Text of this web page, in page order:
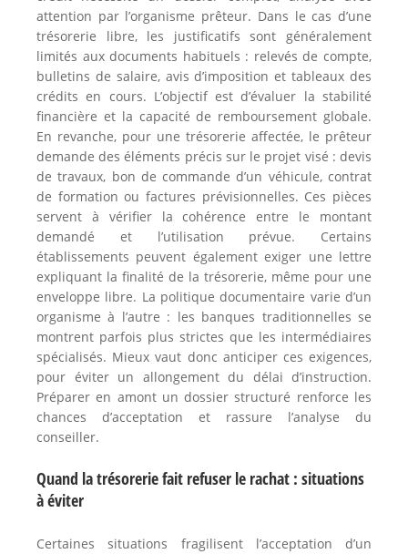
attention par l’organisme prêteur. Dans le cas d’une
trésorerie libre, les justificatifs sont généralement
limités aux documents habituels : relevés de compte,
bulletins de salaire, avis d’imposition et tableaux des
crédits en cours. L’objectif est d’évaluer la stabilité
financière et la capacité de remboursement globale.
En revanche, pour une trésorerie affectée, le prêteur
demande des éléments précis sur le projet visé : devis
de travaux, bon de commande d’un véhicule, contrat
de formation ou factures prévisionnelles. Ces pièces
servent à vérifier la cohérence entre le montant
demandé et l’utilisation prévue. Certains
établissements peuvent également exiger une lettre
expliquant la finalité de la trésorerie, même pour une
enveloppe libre. La politique documentaire varie d’un
organisme à l’autre : les banques traditionnelles se
montrent parfois plus strictes que les intermédiaires
spécialisés. Mieux vaut donc anticiper ces exigences,
pour éviter un allongement du délai d’instruction.
Préparer en amont un dossier structuré renforce les
chances d’acceptation et rassure l’analyse du
conseiller.
Quand la trésorerie fait refuser le rachat : situations
à éviter
Certaines situations fragilisent l’acceptation d’un